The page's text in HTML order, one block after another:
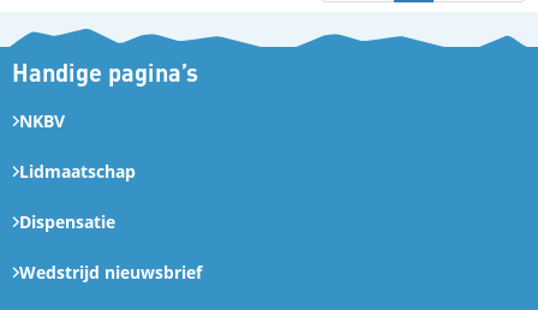
Handige pagina’s
NKBV
Lidmaatschap
Dispensatie
Wedstrijd nieuwsbrief